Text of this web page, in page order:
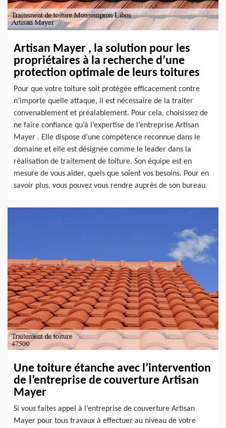
Artisan Mayer , la solution pour les
propriétaires à la recherche d’une
protection optimale de leurs toitures
Pour que votre toiture soit protégée efficacement contre
n’importe quelle attaque, il est nécessaire de la traiter
convenablement et préalablement. Pour cela, choisissez de
ne faire confiance qu’à l’expertise de l’entreprise Artisan
Mayer . Elle dispose d’une compétence reconnue dans le
domaine et elle est désignée comme le leader dans la
réalisation de traitement de toiture. Son équipe est en
mesure de vous aider, quels que soient vos besoins. Pour en
savoir plus, vous pouvez vous rendre auprès de son bureau.
Une toiture étanche avec l’intervention
de l’entreprise de couverture Artisan
Mayer
Si vous faites appel à l’entreprise de couverture Artisan
Mayer pour tous travaux à effectuer au niveau de votre